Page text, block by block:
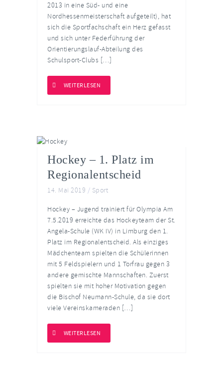
2013 in eine Süd- und eine
Nordhessenmeisterschaft aufgeteilt), hat
sich die Sportfachschaft ein Herz gefasst
und sich unter Federführung der
Orientierungslauf-Abteilung des
Schulsport-Clubs […]
WEITERLESEN
Hockey – 1. Platz im
Regionalentscheid
14. Mai 2019 / Sport
Hockey – Jugend trainiert für Olympia Am
7.5.2019 erreichte das Hockeyteam der St.
Angela-Schule (WK IV) in Limburg den 1.
Platz im Regionalentscheid. Als einziges
Mädchenteam spielten die Schülerinnen
mit 5 Feldspielern und 1 Torfrau gegen 3
andere gemischte Mannschaften. Zuerst
spielten sie mit hoher Motivation gegen
die Bischof Neumann-Schule, da sie dort
viele Vereinskameraden […]
WEITERLESEN